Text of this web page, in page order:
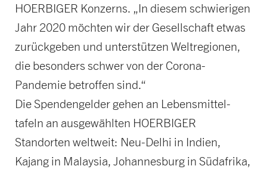
HOERBIGER Konzerns. „In diesem schwierigen
Jahr 2020 möchten wir der Gesellschaft etwas
zurückgeben und unterstützen Weltregionen,
die besonders schwer von der Corona-
Pandemie betroffen sind.“
Die Spendengelder gehen an Lebens­mittel­
tafeln an ausgewählten HOERBIGER
Standorten weltweit: Neu-Delhi in Indien,
Kajang in Malaysia, Johannesburg in Südafrika,